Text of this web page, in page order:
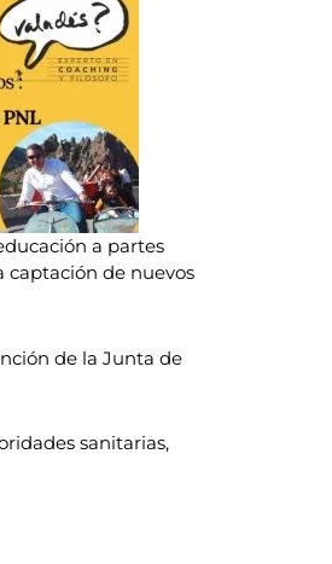
a partes
captación de nuevos
de la Junta de
sanitarias,